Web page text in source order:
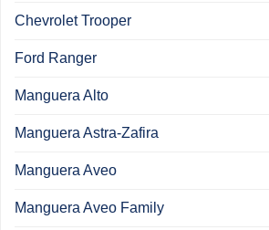
Chevrolet Trooper
Ford Ranger
Manguera Alto
Manguera Astra-Zafira
Manguera Aveo
Manguera Aveo Family